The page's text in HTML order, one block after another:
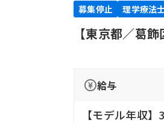
募集停止 理学療法
【東京都／葛
給与
【モデル年収